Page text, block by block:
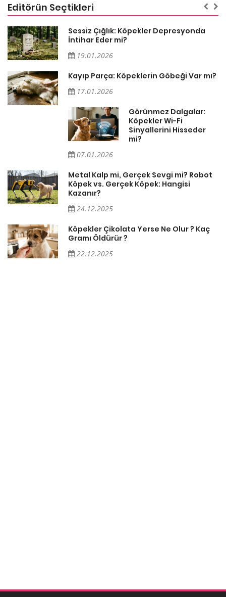
Editörün Seçtikleri
Sessiz Çığlık: Köpekler Depresyonda
İntihar Eder mi?
19.01.2026
Kayıp Parça: Köpeklerin Göbeği Var mı?
17.01.2026
Görünmez Dalgalar:
Köpekler Wi-Fi
Sinyallerini Hisseder
mi?
07.01.2026
Metal Kalp mi, Gerçek Sevgi mi? Robot
Köpek vs. Gerçek Köpek: Hangisi
Kazanır?
24.12.2025
Köpekler Çikolata Yerse Ne Olur ? Kaç
Gramı Öldürür ?
22.12.2025